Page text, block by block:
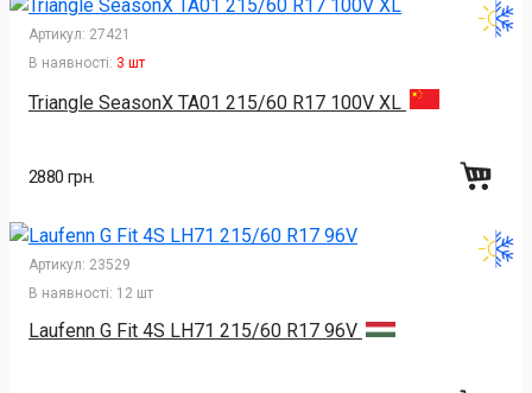
Артикул: 27421
В наявності: 3 шт
Triangle SeasonX TA01 215/60 R17 100V XL
2880 грн.
Артикул: 23529
В наявності: 12 шт
Laufenn G Fit 4S LH71 215/60 R17 96V